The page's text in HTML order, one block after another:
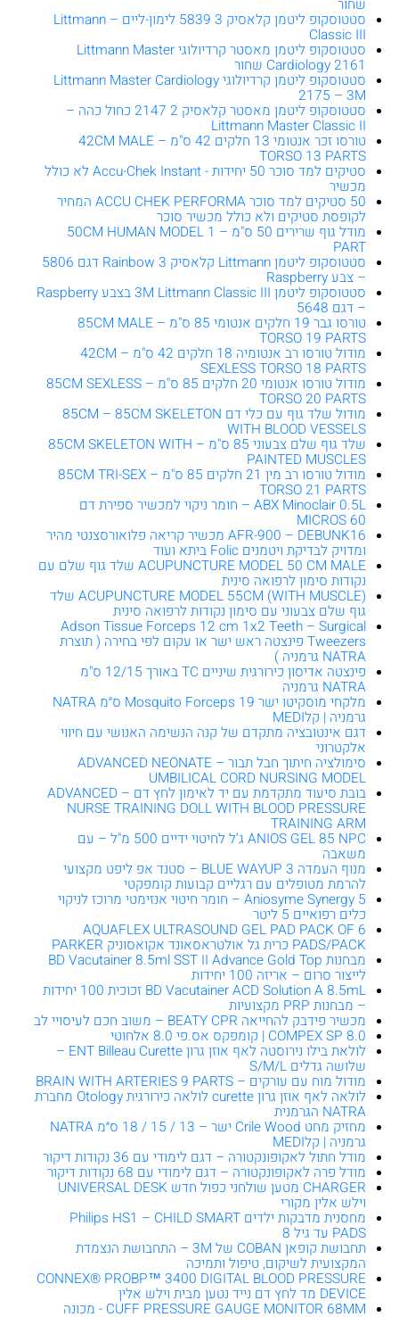
שחור
סטטוסקופ ליטמן קלאסיק 3 5839 לימון-ליים – Littmann
Classic III
סטטוסקופ ליטמן מאסטר קרדיולוגי Littmann Master
Cardiology 2161 שחור
סטטוסקופ ליטמן קרדיולוגי Littmann Master Cardiology
2175 – 3M
סטטוסקופ ליטמן מאסטר קלאסיק 2 2147 כחול כהה –
Littmann Master Classic II
טורסו זכר אנטומי 13 חלקים 42 ס"מ – 42CM MALE
TORSO 13 PARTS
סטיקים למד סוכר 50 יחידות - Accu-Chek Instant לא כולל
מכשיר
50 סטיקים למד סוכר ACCU CHEK PERFORMA המחיר
לקופסת סטיקים ולא כולל מכשיר סוכר
מודל גוף שרירים 50 ס"מ – 50CM HUMAN MODEL 1
PART
סטטוסקופ ליטמן Littmann קלאסיק 3 Rainbow דגם 5806
– צבע Raspberry
סטטוסקופ ליטמן 3M Littmann Classic III בצבע Raspberry
– דגם 5648
טורסו גבר 19 חלקים אנטומי 85 ס"מ – 85CM MALE
TORSO 19 PARTS
מודול טורסו רב אנטומיה 18 חלקים 42 ס"מ – 42CM
SEXLESS TORSO 18 PARTS
מודול טורסו אנטומי 20 חלקים 85 ס"מ – 85CM SEXLESS
TORSO 20 PARTS
מודול שלד גוף עם כלי דם 85CM – 85CM SKELETON
WITH BLOOD VESSELS
שלד גוף שלם צבעוני 85 ס"מ – 85CM SKELETON WITH
PAINTED MUSCLES
מודול טורסו רב מין 21 חלקים 85 ס"מ – 85CM TRI-SEX
TORSO 21 PARTS
ABX Minoclair 0.5L – חומר ניקוי למכשיר ספירת דם
MICROS 60
AFR-900 – DEBUNK16 מכשיר קריאה פלואורסצנטי מהיר
ומדויק לבדיקת ויטמנים Folic ביתא ועוד
ACUPUNCTURE MODEL 50 CM MALE שלד גוף שלם עם
נקודות סימון לרפואה סינית
ACUPUNCTURE MODEL 55CM (WITH MUSCLE) שלד
גוף שלם צבעוני עם סימון נקודות לרפואה סינית
Adson Tissue Forceps 12 cm 1x2 Teeth – Surgical
Tweezers פינצטה ראש ישר או עקום לפי בחירה ( תוצרת
NATRA גרמניה )
פינצטה אדיסון כירורגית שיניים TC באורך 12/15 ס"מ
NATRA גרמניה
מלקחי מוסקיטו ישר Mosquito Forceps 19 ס״מ NATRA
גרמניה | קלMEDI
דגם אינטובציה מתקדם של קנה הנשימה האנושי עם חיווי
אלקטרוני
סימולציה חיתוך חבל תבור – ADVANCED NEONATE
UMBILICAL CORD NURSING MODEL
בובת סיעוד מתקדמת עם יד לאימון לחץ דם – ADVANCED
NURSE TRAINING DOLL WITH BLOOD PRESSURE
TRAINING ARM
ANIOS GEL 85 NPC ג’ל לחיטוי ידיים 500 מ"ל – עם
משאבה
מנוף העמדה BLUE WAYUP 3 – סטנד אפ ליפט מקצועי
להרמת מטופלים עם רגליים קבועות קומפקטי
Aniosyme Synergy 5 – חומר חיטוי אנזימטי מרוכז לניקוי
כלים רפואיים 5 ליטר
AQUAFLEX ULTRASOUND GEL PAD PACK OF 6
PADS/PACK כרית גל אולטראסאונד אקואסוניק PARKER
מבחנות BD Vacutainer 8.5ml SST II Advance Gold Top
לייצור סרום – אריזה 100 יחידות
BD Vacutainer ACD Solution A 8.5mL זכוכית 100 יחידות
– מבחנות PRP מקצועיות
מכשיר פידבק להחייאה BEATY CPR – משוב חכם לעיסויי לב
COMPEX SP 8.0 | קומפקס אס.פי 8.0 אלחוטי
לולאת בילו נירוסטה לאף אוזן גרון ENT Billeau Curette –
שלושה גדלים S/M/L
מודול מוח עם עורקים – BRAIN WITH ARTERIES 9 PARTS
לולאה לאף אוזן גרון curette לולאה כירורגית Otology מחברת
NATRA הגרמנית
מחזיק מחט Crile Wood ישר – 13 / 15 / 18 ס״מ NATRA
גרמניה | קלMEDI
מודל חתול לאקופונקטורה – דגם לימודי עם 36 נקודות דיקור
מודל פרה לאקופונקטורה – דגם לימודי עם 68 נקודות דיקור
CHARGER מטען שולחני כפול חדש UNIVERSAL DESK
וילש אלין מקורי
מחסנית מדבקות ילדים Philips HS1 – CHILD SMART
PADS עד גיל 8
תחבושת קופאן COBAN של 3M – התחבושת הנצמדת
המקצועית לשיקום, טיפול ותמיכה
CONNEX® PROBP™ 3400 DIGITAL BLOOD PRESSURE
DEVICE מד לחץ דם נייד נטען מבית וילש אלין
CUFF PRESSURE GAUGE MONITOR 68MM - מכונה